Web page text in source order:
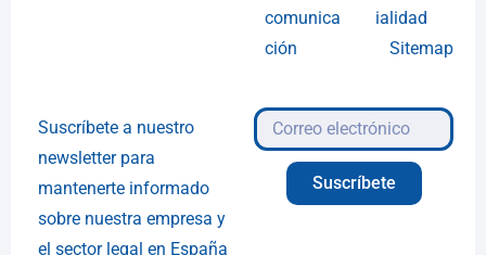
comunica
ción
ialidad
Sitemap
Suscríbete a nuestro
newsletter para
mantenerte informado
sobre nuestra empresa y
el sector legal en España
Suscríbete